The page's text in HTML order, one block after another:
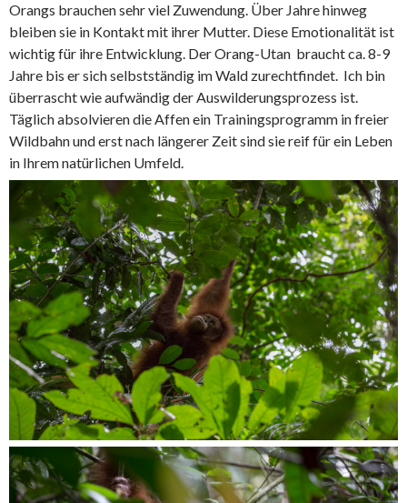
Orangs brauchen sehr viel Zuwendung. Über Jahre hinweg
bleiben sie in Kontakt mit ihrer Mutter. Diese Emotionalität ist
wichtig für ihre Entwicklung. Der Orang-Utan braucht ca. 8-9
Jahre bis er sich selbstständig im Wald zurechtfindet. Ich bin
überrascht wie aufwändig der Auswilderungsprozess ist.
Täglich absolvieren die Affen ein Trainingsprogramm in freier
Wildbahn und erst nach längerer Zeit sind sie reif für ein Leben
in Ihrem natürlichen Umfeld.